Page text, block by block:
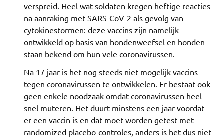
verspreid. Heel wat soldaten kregen heftige reacties
na aanraking met SARS-CoV-2 als gevolg van
cytokinestormen: deze vaccins zijn namelijk
ontwikkeld op basis van hondenweefsel en honden
staan bekend om hun vele coronavirussen.
Na 17 jaar is het nog steeds niet mogelijk vaccins
tegen coronavirussen te ontwikkelen. Er bestaat ook
geen enkele noodzaak omdat coronavirussen heel
snel muteren. Het duurt minstens een jaar voordat
er een vaccin is en dat moet worden getest met
randomized placebo-controles, anders is het dus niet